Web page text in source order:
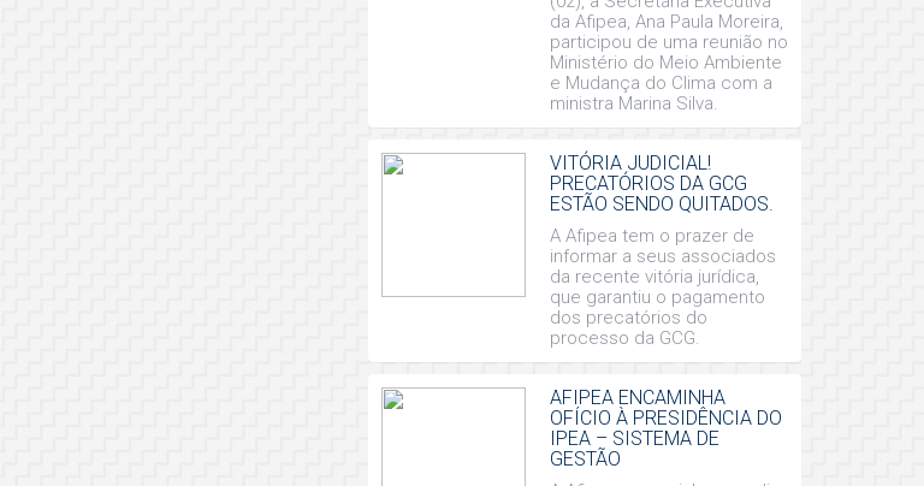
da Afipea, Ana Paula Moreira,
participou de uma reunião no
Ministério do Meio Ambiente
e Mudança do Clima com a
ministra Marina Silva.
VITÓRIA JUDICIAL!
PRECATÓRIOS DA GCG
ESTÃO SENDO QUITADOS.
A Afipea tem o prazer de
informar a seus associados
da recente vitória jurídica,
que garantiu o pagamento
dos precatórios do
processo da GCG.
AFIPEA ENCAMINHA
OFÍCIO À PRESIDÊNCIA DO
IPEA – SISTEMA DE
GESTÃO